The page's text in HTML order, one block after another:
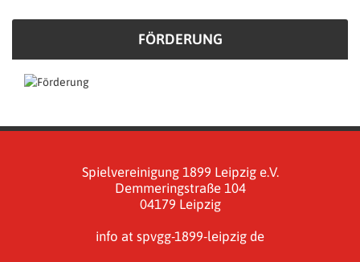
FÖRDERUNG
Spielvereinigung 1899 Leipzig e.V.
Demmeringstraße 104
04179 Leipzig
info at spvgg-1899-leipzig de